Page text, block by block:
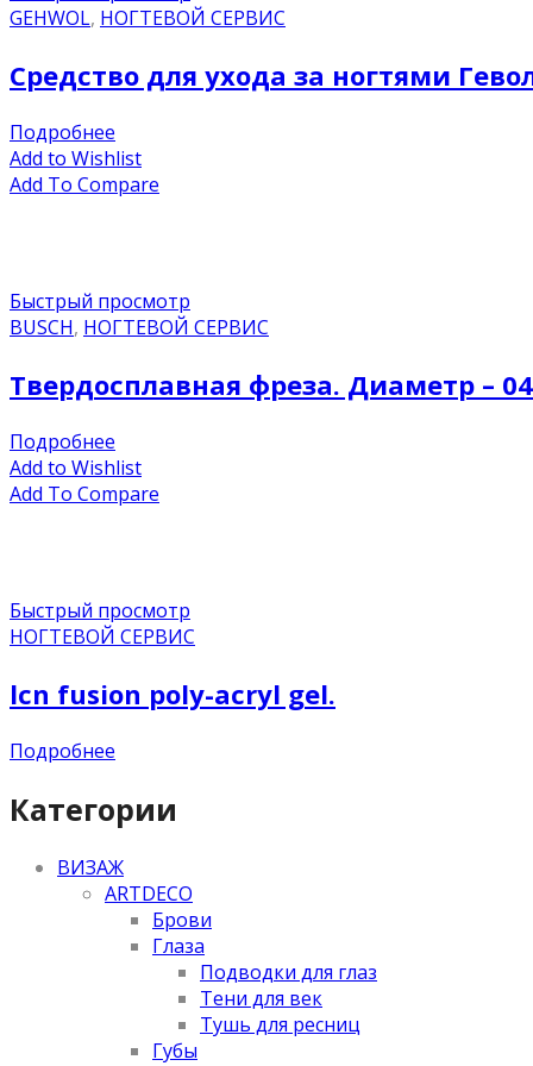
GEHWOL, НОГТЕВОЙ СЕРВИС
Средство для ухода за ногтями
Подробнее
Add to Wishlist
Add To Compare
Быстрый просмотр
BUSCH, НОГТЕВОЙ СЕРВИС
Твердосплавная фреза. Диаметр –
Подробнее
Add to Wishlist
Add To Compare
Быстрый просмотр
НОГТЕВОЙ СЕРВИС
lcn fusion poly-acryl gel.
Подробнее
Категории
ВИЗАЖ
ARTDECO
Брови
Глаза
Подводки для глаз
Тени для век
Тушь для ресниц
Губы